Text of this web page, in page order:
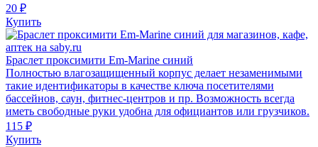
20 ₽
Купить
Браслет проксимити Em-Marine синий
Полностью влагозащищенный корпус делает незаменимыми
такие идентификаторы в качестве ключа посетителями
бассейнов, саун, фитнес-центров и пр. Возможность всегда
иметь свободные руки удобна для официантов или грузчиков.
115 ₽
Купить